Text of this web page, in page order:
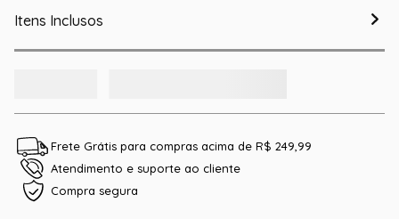
Itens Inclusos
Frete Grátis para compras acima de R$ 249,99
Atendimento e suporte ao cliente
Compra segura